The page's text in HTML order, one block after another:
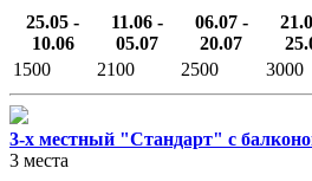
25.05 -
10.06
11.06 -
05.07
06.07 -
20.07
1500
2100 2500 3000
3-х местный "Стандарт" с
3 места